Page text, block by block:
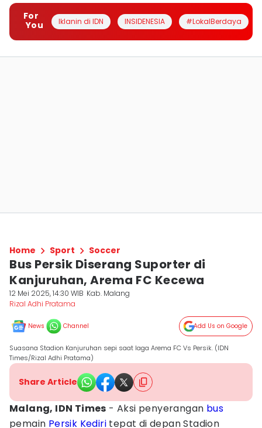
For
You
Iklanin di IDN INSIDENESIA #LokalBerdaya
Home Sport Soccer
Bus Persik Diserang Suporter di
Kanjuruhan, Arema FC Kecewa
12 Mei 2025, 14:30 WIB Kab. Malang
Rizal Adhi Pratama
News Channel Add Us on Google
Suasana Stadion Kanjuruhan sepi saat laga Arema FC Vs Persik. (IDN
Times/Rizal Adhi Pratama)
Share Article
Malang, IDN Times - Aksi penyerangan bus
pemain Persik Kediri tepat di depan Stadion